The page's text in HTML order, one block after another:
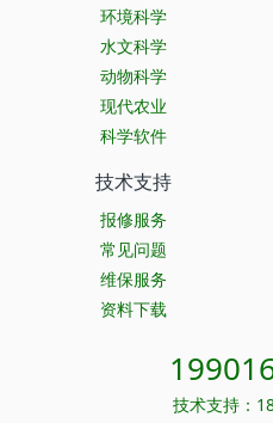
环境科学
水文科学
动物科学
现代农业
科学软件
技术支持
报修服务
常见问题
维保服务
资料下载
技术支持：